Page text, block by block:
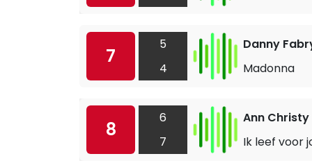
7
5
4
Danny
Madonna
8
6
7
Ann Christy
Ik leef voor